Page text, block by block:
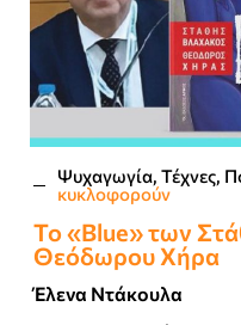
Ψυχαγωγία, Τέχνες,
κυκλοφορούν
Το «Blue» των
Θεόδωρου Χήρα
Έλενα Ντάκουλα